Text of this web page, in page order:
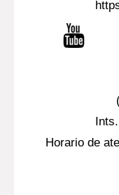
Horario de